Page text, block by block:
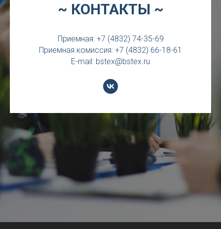
~ КОНТАКТЫ ~
Приемная: +7 (4832) 74-35-69
Приемная комиссия: +7 (4832) 66-18-61
E-mail: bstex@bstex.ru